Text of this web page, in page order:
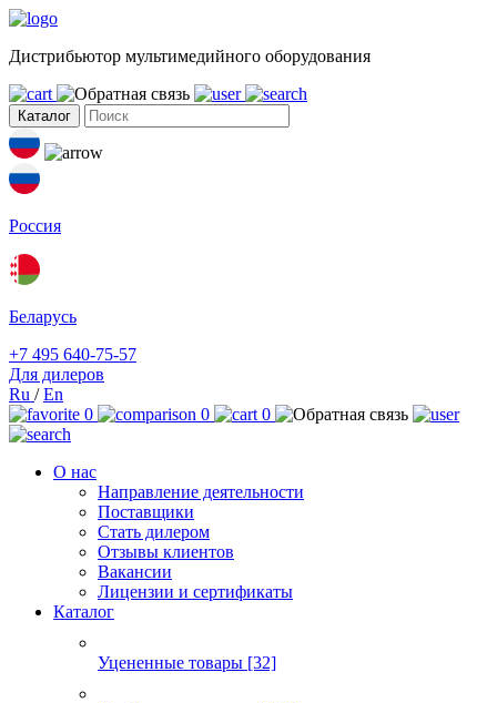
Дистрибьютор мультимедийного оборудования
Каталог
Россия
Беларусь
+7 495 640-75-57
Для дилеров
Ru /En
0
0 0
О нас
Направление деятельности
Поставщики
Стать дилером
Отзывы клиентов
Вакансии
Лицензии и сертификаты
Каталог
Уцененные товары [32]